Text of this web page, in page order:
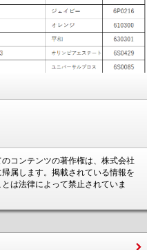
コンテンツの著作権は、株式会社
属します。掲載されている情報を
は法律によって禁止されていま